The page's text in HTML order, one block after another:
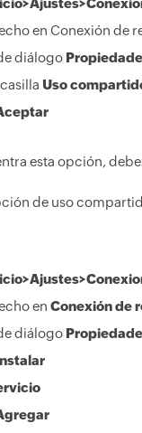
en Conexión de
diálogo
Uso
esta opción,
de uso
en Conexión de
diálogo